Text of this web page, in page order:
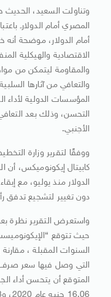
وتناولت السعيد، الحديث
المصري أمام الدولارـ
أمام الدولار، موضحة
الاقتصادية والهيكلية
والمقاومة ليتمكن من
والتعافي من آثارها
المؤسسات الدولية لأداء
التحسن، وذلك بعد
الأجنبي.
ووفقًا لتقرير وزارة
الدولار منذ يوليو، مع
دون تغيير لتشجيع تدفق
واستعرض التقرير نظرة
حيث تتوقع